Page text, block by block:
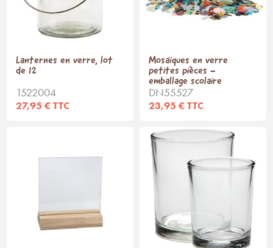
Lanternes en verre, lot
de 12
1522004
27,95 € TTC
Mosaïques en verre
petites pièces -
emballage scolaire
DN55527
23,95 € TTC